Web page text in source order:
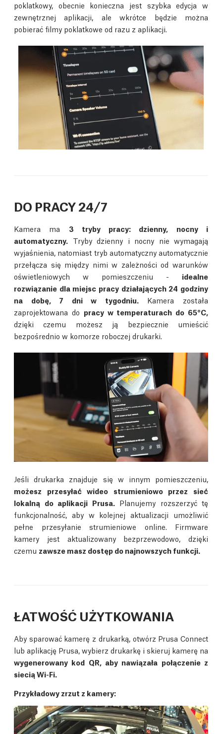
poklatkowy, obecnie konieczna jest szybka edycja w
zewnętrznej aplikacji, ale wkrótce będzie można
pobierać filmy poklatkowe od razu z aplikacji.
DO PRACY 24/7
Kamera ma 3 tryby pracy: dzienny, nocny i
automatyczny. Tryby dzienny i nocny nie wymagają
wyjaśnienia, natomiast tryb automatyczny automatycznie
przełącza się między nimi w zależności od warunków
oświetleniowych w pomieszczeniu - idealne
rozwiązanie dla miejsc pracy działających 24 godziny
na dobę, 7 dni w tygodniu.Kamera została
zaprojektowana do pracy w temperaturach do 65°C,
dzięki czemu możesz ją bezpiecznie umieścić
bezpośrednio w komorze roboczej drukarki.
Jeśli drukarka znajduje się w innym pomieszczeniu,
możesz przesyłać wideo strumieniowo przez sieć
lokalną do aplikacji Prusa.Planujemy rozszerzyć tę
funkcjonalność, aby w kolejnej aktualizacji umożliwić
pełne przesyłanie strumieniowe online. Firmware
kamery jest aktualizowany bezprzewodowo, dzięki
czemu zawsze masz dostęp do najnowszych funkcji.
ŁATWOŚĆ UŻYTKOWANIA
Aby sparować kamerę z drukarką, otwórz Prusa Connect
lub aplikację Prusa, wybierz drukarkę i skieruj kamerę na
wygenerowany kod QR, aby nawiązała połączenie z
siecią Wi-Fi.
Przykładowy zrzut z kamery: